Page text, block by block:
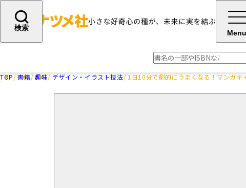
検索
Menu
TOP 書籍 趣味 デザイン・イラスト技法 1日10分で劇的にうまくなる！マンガキ